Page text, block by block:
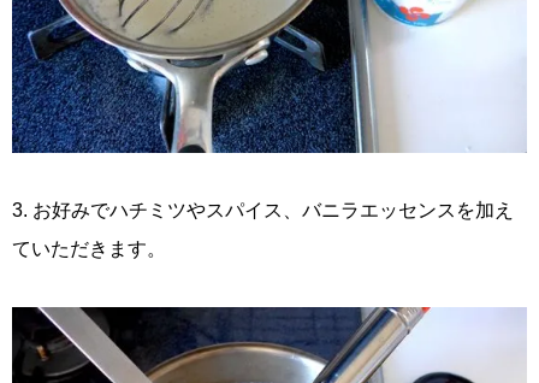
3. お好みでハチミツやスパイス、バニラエッセンスを加え
ていただきます。